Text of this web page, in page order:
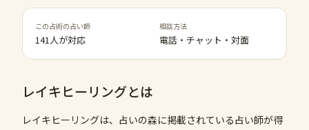
この占術の占い師
141人が対応
相談方法
電話・チャット・対面
レイキヒーリングとは
レイキヒーリングは、占いの森に掲載されている占い師が得